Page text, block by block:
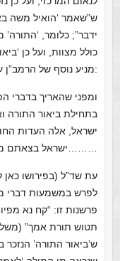
ש”שאמר ‘הואיל משה
ידבר”; כלומר,
כולל מצוות, ועל כן
מניע נוסף של הרמב”ן עולה בהמשך דבריו:
ומפני שהאריך בדברי
בתחילת ביאור התורה
ישראל, אלה העדות
עת שד”ל (בפירושו כאן
לפרש במשמעות דברי
פרשנות זו: “קח נא
תטוש תורת אמך”
ש’ביאור התורה’